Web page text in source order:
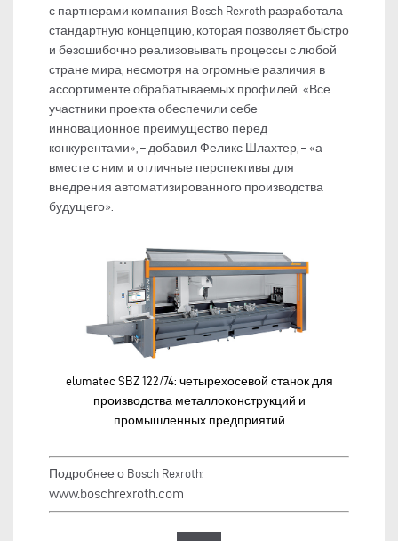
с партнерами компания Bosch Rexroth разработала
стандартную концепцию, которая позволяет быстро
и безошибочно реализовывать процессы с любой
стране мира, несмотря на огромные различия в
ассортименте обрабатываемых профилей. «Все
участники проекта обеспечили себе
инновационное преимущество перед
конкурентами», – добавил Феликс Шлахтер, – «а
вместе с ним и отличные перспективы для
внедрения автоматизированного производства
будущего».
elumatec SBZ 122/74: четырехосевой станок для
производства металлоконструкций и
промышленных предприятий
Подробнее о Bosch Rexroth:
www.boschrexroth.com